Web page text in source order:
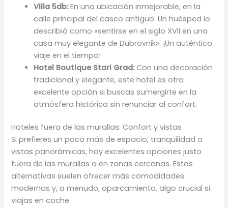
Villa 5db:En una ubicación inmejorable, en la
calle principal del casco antiguo. Un huésped lo
describió como «sentirse en el siglo XVII en una
casa muy elegante de Dubrovnik». ¡Un auténtico
viaje en el tiempo!
Hotel Boutique Stari Grad:Con una decoración
tradicional y elegante, este hotel es otra
excelente opción si buscas sumergirte en la
atmósfera histórica sin renunciar al confort.
Hoteles fuera de las murallas: Confort y vistas
Si prefieres un poco más de espacio, tranquilidad o
vistas panorámicas, hay excelentes opciones justo
fuera de las murallas o en zonas cercanas. Estas
alternativas suelen ofrecer más comodidades
modernas y, a menudo, aparcamiento, algo crucial si
viajas en coche.